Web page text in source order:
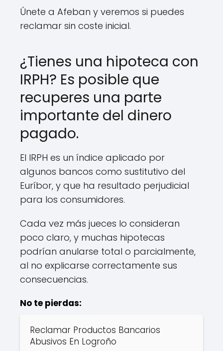
Únete a Afeban y veremos si puedes
reclamar sin coste inicial.
¿Tienes una hipoteca con
IRPH? Es posible que
recuperes una parte
importante del dinero
pagado.
El IRPH es un índice aplicado por
algunos bancos como sustitutivo del
Euríbor, y que ha resultado perjudicial
para los consumidores.
Cada vez más jueces lo consideran
poco claro, y muchas hipotecas
podrían anularse total o parcialmente,
al no explicarse correctamente sus
consecuencias.
No te pierdas:
Reclamar Productos Bancarios
Abusivos En Logroño